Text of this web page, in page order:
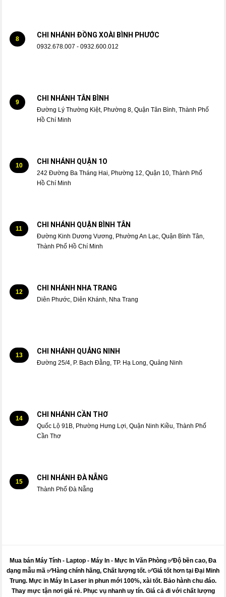
8 CHI NHÁNH ĐỒNG XOÀI BÌNH PHƯỚC
0932.678.007 - 0932.600.012
9 CHI NHÁNH TÂN BÌNH
Đường Lý Thường Kiệt, Phường 8, Quận Tân Bình, Thành Phố
Hồ Chí Minh
10 CHI NHÁNH QUẬN 1O
242 Đường Ba Tháng Hai, Phường 12, Quận 10, Thành Phố
Hồ Chí Minh
11 CHI NHÁNH QUẬN BÌNH TÂN
Đường Kinh Dương Vương, Phường An Lạc, Quận Bình Tân,
Thành Phố Hồ Chí Minh
12 CHI NHÁNH NHA TRANG
Diên Phước, Diên Khánh, Nha Trang
13 CHI NHÁNH QUẢNG NINH
Đường 25/4, P. Bạch Đằng, TP. Hạ Long, Quảng Ninh
14 CHI NHÁNH CẦN THƠ
Quốc Lộ 91B, Phường Hưng Lợi, Quận Ninh Kiều, Thành Phố
Cần Thơ
15 CHI NHÁNH ĐÀ NẴNG
Thành Phố Đà Nẵng
Mua bán Máy Tính - Laptop - Máy In - Mực In Văn Phòng ✅Độ bền cao, Đa
dạng mẫu mã ✅Hàng chính hãng, Chất lượng tốt. ✅Giá tốt hơn tại Đại Minh
Trung. Mực in Máy In Laser in phun mới 100%, xài tốt. Bảo hành chu đáo.
Thay mựctận nơi giá rẻ. Phục vụ nhanh uy tín. Giá cả đi với chất lượng